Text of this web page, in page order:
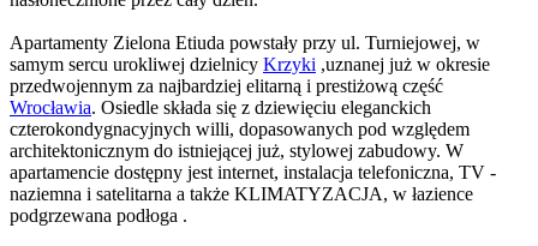
Apartamenty Zielona Etiuda powstały przy ul. Turniejowej, w
samym sercu urokliwej dzielnicy Krzyki ,uznanej już w okresie
przedwojennym za najbardziej elitarną i prestiżową część
Wrocławia. Osiedle składa się z dziewięciu eleganckich
czterokondygnacyjnych willi, dopasowanych pod względem
architektonicznym do istniejącej już, stylowej zabudowy. W
apartamencie dostępny jest internet, instalacja telefoniczna, TV -
naziemna i satelitarna a także KLIMATYZACJA, w łazience
podgrzewana podłoga .